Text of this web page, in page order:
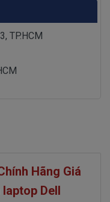
TP.HCM
Hãng Giá
laptop Dell